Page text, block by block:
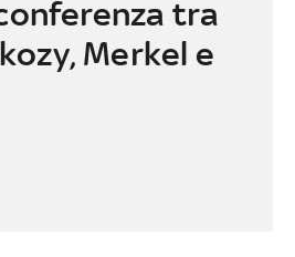
tra
Merkel e